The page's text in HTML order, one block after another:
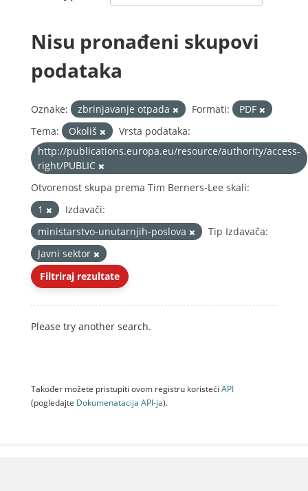
Nisu pronađeni skupovi
podataka
Oznake: zbrinjavanje otpada Formati:
PDF
Tema:
Okoliš
Vrsta podataka:
http://publications.europa.eu/resource/authority/access-
right/PUBLIC
Otvorenost skupa prema Tim Berners-Lee skali:
1
Izdavači:
ministarstvo-unutarnjih-poslova
Tip Izdavača:
Javni sektor
Filtriraj rezultate
Please try another search.
Također možete pristupiti ovom registru koristeći API
(pogledajte Dokumenаtаcijа API-jа).